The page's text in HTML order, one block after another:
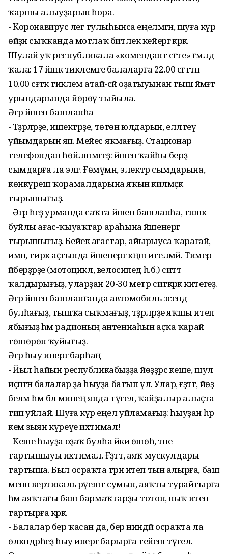
ҡаршы алыуҙарын һора.
- Коронавирус әлегә тулыһынса еңелмәгән, шуға күрә
өйҙән сыҡҡанда мотлаҡ битлек кейергә кәрәк.
Шулай уҡ республикала «комендант сәғәте» ғәмәлдә
ҡала: 17 йәшкә тиклемге балаларға 22.00 сәғәттән
10.00 сәғәткә тиклем атай-әсәй оҙатыуынан тыш йәмәғәт
урындарында йөрөү тыйыла.
Әгәр йәшен башланһа
- Тәҙрәләрҙе, ишектәрҙе, төтөн юлдарын, елләтеү
уйымдарын яп. Мейес яҡмағыҙ. Стационар
телефондан һөйләшмәгеҙ: йәшен ҡайһы берҙә
сымдарға ла эләгә. Ғөмүмән, электр сымдарына,
көнкүреш ҡорамалдарына яҡын килмәҫкә
тырышығыҙ.
- Әгәр һеҙ урманда саҡта йәшен башланһа, тәпәшәк
буйлы ағас-ҡыуаҡтар араһына йәшенергә
тырышығыҙ. Бейек ағастар, айырыуса ҡарағай,
имән, тирәк аҫтында йәшенергә кәңәш ителмәй. Тимер
әйберҙәрҙе (мотоцикл, велосипед һ.б.) ситтә
ҡалдырығыҙ, уларҙан 20-30 метр ситкәрәк китегеҙ.
Әгәр йәшен башланғанда автомобиль эсендә
булһағыҙ, тышҡа сыҡмағыҙ, тәҙрәләрҙе яҡшы итеп
ябығыҙ һәм радионың антеннаһын аҫҡа ҡарай
төшөрөп ҡуйығыҙ.
Әгәр һыу инергә барһаң
- Йыл һайын республикабыҙҙа йөҙҙәрсә кеше, шул
иҫәптән балалар ҙа һыуҙа батып үлә. Улар, ғәҙәттә, йөҙә
беләм һәм бәлә минең янда түгел, ҡайҙалыр алыҫта
тип уйлай. Шуға күрә еңел уйламағыҙ: һыуҙан һәр
кем зыян күреүе ихтимал!
- Кеше һыуҙа оҙаҡ булһа йәки өшөһә, тәне
тартышыуы ихтимал. Ғәҙәттә, аяҡ мускулдары
тартыша. Был осраҡта тәрән итеп тын алырға, баш
менән вертикаль рәүештә сумып, аяҡты турайтырға
һәм аяҡтағы баш бармаҡтарҙы тотоп, ныҡ итеп
тартырға кәрәк.
- Балалар бер ҡасан да, бер ниндәй осраҡта ла
өлкәндәрһеҙ һыу инергә барырға тейеш түгел.